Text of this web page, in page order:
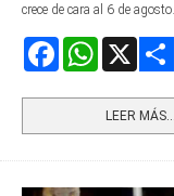
crece de cara al 6 de
FacebookWhatsApp
LEER